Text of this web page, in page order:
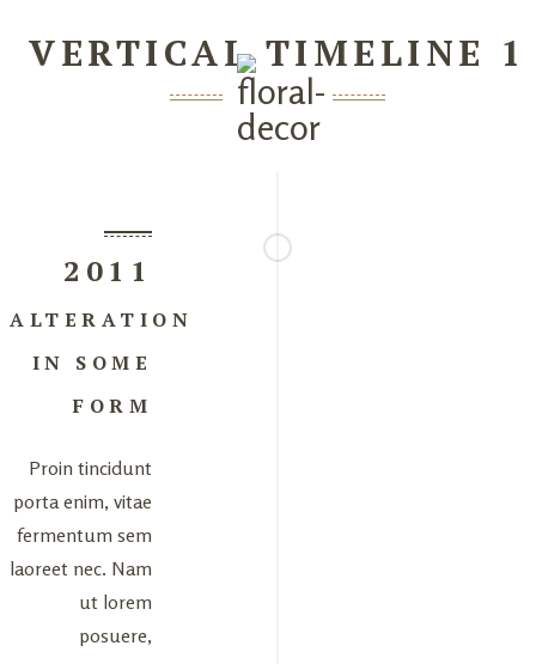
VERTICAL TIMELINE 1
2011
ALTERATION
IN SOME
FORM
Proin tincidunt
porta enim, vitae
fermentum sem
laoreet nec. Nam
ut lorem
posuere,